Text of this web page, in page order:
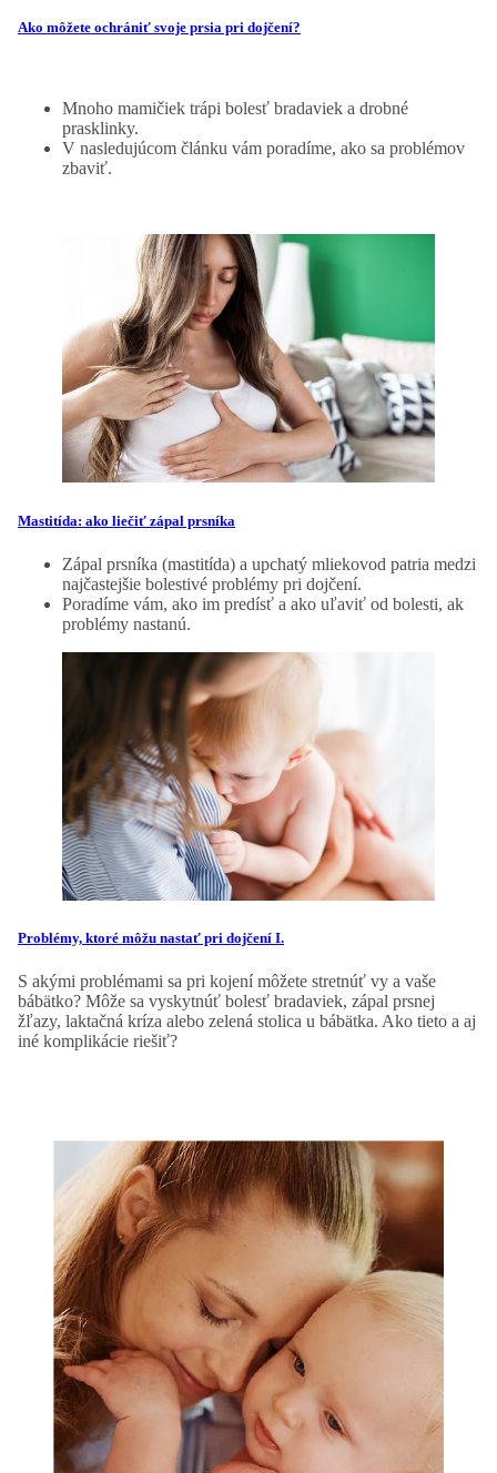
Ako môžete ochrániť svoje prsia pri dojčení?
Mnoho mamičiek trápi bolesť bradaviek a drobné
prasklinky.
V nasledujúcom článku vám poradíme, ako sa problémov
zbaviť.
Mastitída: ako liečiť zápal prsníka
Zápal prsníka (mastitída) a upchatý mliekovod patria medzi
najčastejšie bolestivé problémy pri dojčení.
Poradíme vám, ako im predísť a ako uľaviť od bolesti, ak
problémy nastanú.
Problémy, ktoré môžu nastať pri dojčení I.
S akými problémami sa pri kojení môžete stretnúť vy a vaše
bábätko? Môže sa vyskytnúť bolesť bradaviek, zápal prsnej
žľazy, laktačná kríza alebo zelená stolica u bábätka. Ako tieto a aj
iné komplikácie riešiť?